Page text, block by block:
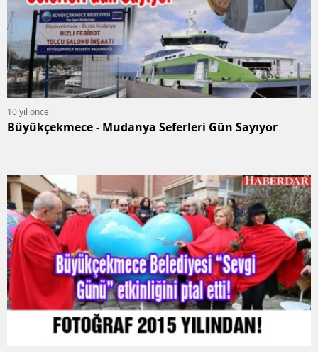
10 yıl önce
Büyükçekmece - Mudanya Seferleri Gün Sayıyor